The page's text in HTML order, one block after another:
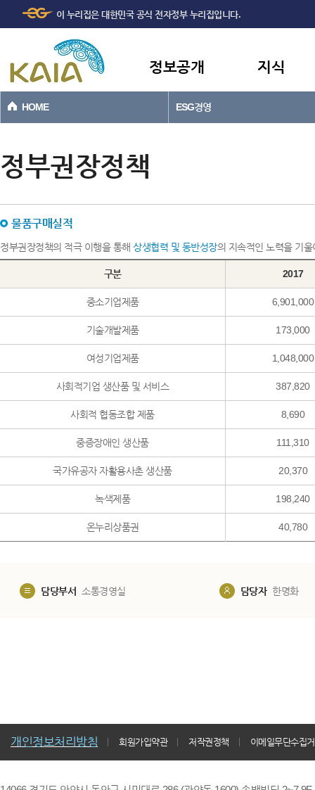
본문바로가기
이 누리집은 대한민국 공식 전자정부 누리집입니다.
정보공개 지식
HOME ESG경영
정부권장정책
물품구매실적
정부권장정책의 적극 이행을 통해 상생협력 및 동반성장의 지속적인 노력을 기
구분 2017
중소기업제품 6,901,000
기술개발제품 173,000
여성기업제품 1,048,000
사회적기업 생산품 및 서비스 387,820
사회적 협동조합 제품 8,690
중증장애인 생산품 111,310
국가유공자 자활용사촌 생산품 20,370
녹색제품 198,240
온누리상품권 40,780
담당부서 소통경영실 담당자 한명화
개인정보처리방침 회원가입약관 저작권정책 이메일무단수집